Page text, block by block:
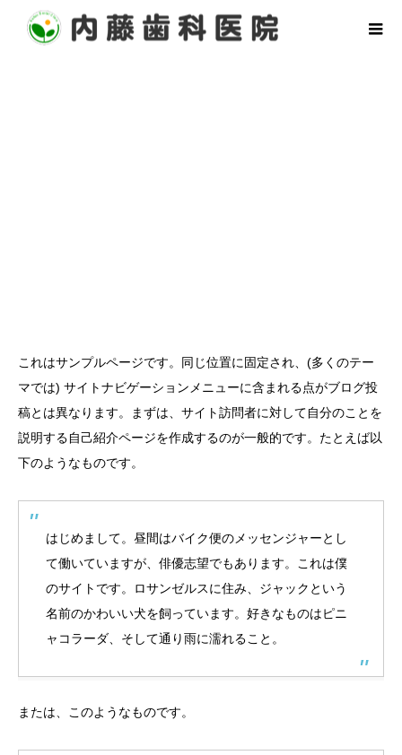
これはサンプルページです。同じ位置に固定され、(多くのテー
マでは) サイトナビゲーションメニューに含まれる点がブログ投
稿とは異なります。まずは、サイト訪問者に対して自分のことを
説明する自己紹介ページを作成するのが一般的です。たとえば以
下のようなものです。
はじめまして。昼間はバイク便のメッセンジャーとし
て働いていますが、俳優志望でもあります。これは僕
のサイトです。ロサンゼルスに住み、ジャックという
名前のかわいい犬を飼っています。好きなものはピニ
ャコラーダ、そして通り雨に濡れること。
または、このようなものです。